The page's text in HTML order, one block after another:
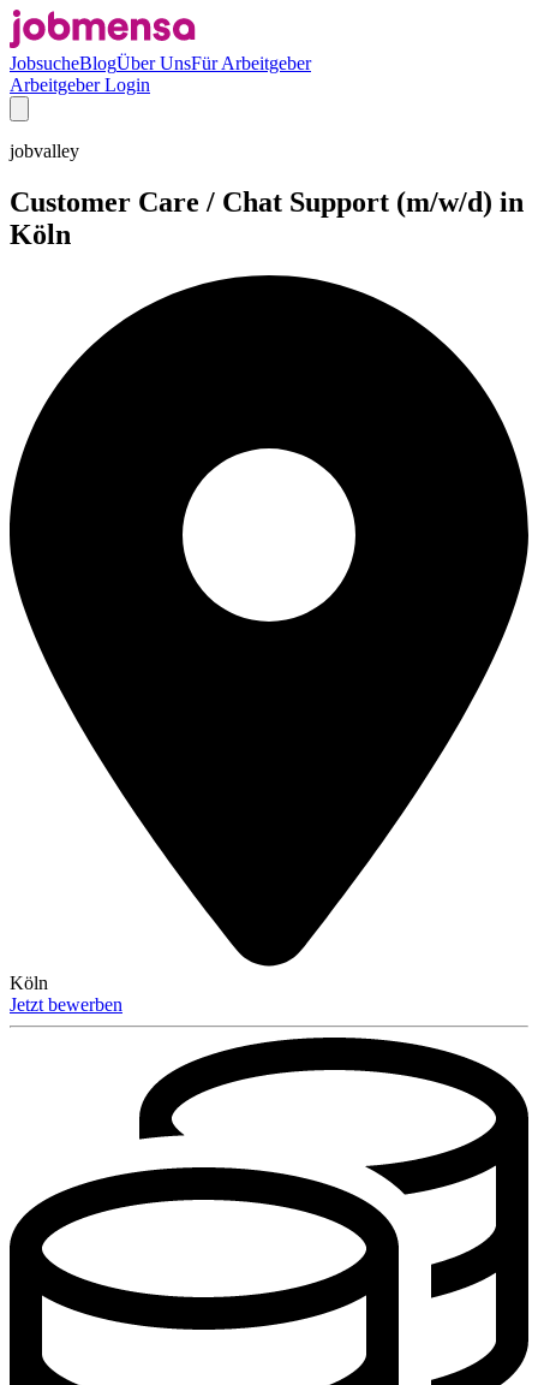
JobsucheBlogÜber UnsFür Arbeitgeber
Arbeitgeber Login
jobvalley
Customer Care / Chat Support (m/w/d) in
Köln
Köln
Jetzt bewerben